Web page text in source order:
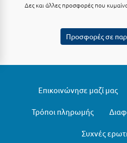
ΣύροςΔες και άλλες προσφορές που
Προσφορές σε
Επικοινώνησε μαζί μας
Τρόποι πληρωμής
Συχνές